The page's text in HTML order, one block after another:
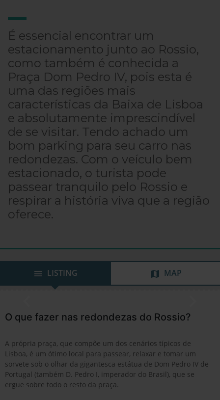
É essencial encontrar um
estacionamento junto ao Rossio,
como também é conhecida a
Praça Dom Pedro IV, pois esta é
uma das regiões mais
características da Baixa de Lisboa
e absolutamente imprescindível
de se visitar. Tendo achado um
bom parking para seu carro nas
redondezas. Com o veículo bem
estacionado, o turista pode
passear tranquilo pelo Rossio e
respirar a história viva que a região
oferece.
LISTING MAP
O que fazer nas redondezas do Rossio?
A própria praça, que compõe um dos cenários típicos de
Lisboa, é um ótimo local para passear, relaxar e tomar um
sorvete sob o olhar da gigantesca estátua de Dom Pedro IV de
Portugal (também D. Pedro I, imperador do Brasil), que se
ergue sobre todo o resto da praça.